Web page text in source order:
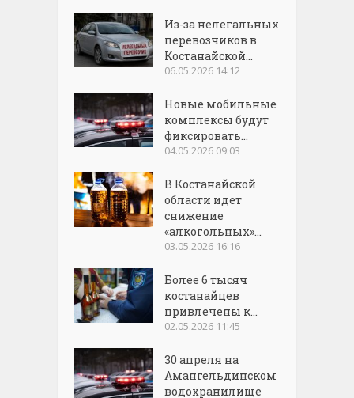
Из-за нелегальных
перевозчиков в
Костанайской...
06.05.2026 14:12
Новые мобильные
комплексы будут
фиксировать...
04.05.2026 09:03
В Костанайской
области идет
снижение
«алкогольных»...
03.05.2026 16:16
Более 6 тысяч
костанайцев
привлечены к...
02.05.2026 11:45
30 апреля на
Амангельдинском
водохранилище